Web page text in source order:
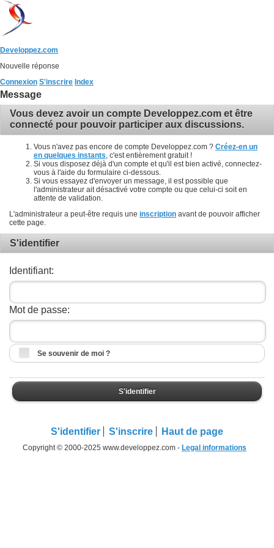
Developpez.com
Nouvelle réponse
Connexion S'inscrire Index
Message
Vous devez avoir un compte Developpez.com et être
connecté pour pouvoir participer aux discussions.
Vous n'avez pas encore de compte Developpez.com ? Créez-en un
en quelques instants , c'est entièrement gratuit !
Si vous disposez déjà d'un compte et qu'il est bien activé, connectez-
vous à l'aide du formulaire ci-dessous.
Si vous essayez d'envoyer un message, il est possible que
l'administrateur ait désactivé votre compte ou que celui-ci soit en
attente de validation.
L'administrateur a peut-être requis une inscription avant de pouvoir afficher
cette page.
S'identifier
Identifiant:
Mot de passe:
Se souvenir de moi ?
S'identifier
S'identifier S'inscrire Haut de page
Copyright © 2000-2025 www.developpez.com - Legal informations